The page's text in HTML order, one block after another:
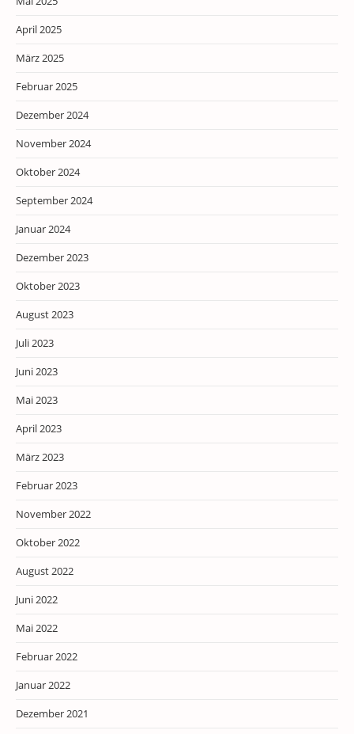
April 2025
März 2025
Februar 2025
Dezember 2024
November 2024
Oktober 2024
September 2024
Januar 2024
Dezember 2023
Oktober 2023
August 2023
Juli 2023
Juni 2023
Mai 2023
April 2023
März 2023
Februar 2023
November 2022
Oktober 2022
August 2022
Juni 2022
Mai 2022
Februar 2022
Januar 2022
Dezember 2021